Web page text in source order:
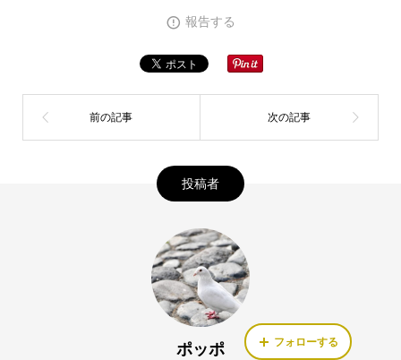
報告する
投稿者
ポッポ フォローする